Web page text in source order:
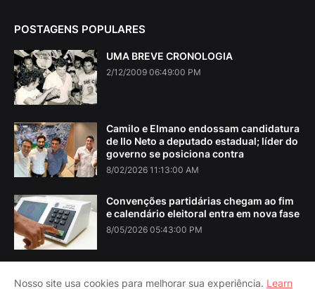
POSTAGENS POPULARES
UMA BREVE CRONOLOGIA
2/12/2009 06:49:00 PM
Camilo e Elmano endossam candidatura
de Ilo Neto a deputado estadual; líder do
governo se posiciona contra
8/02/2026 11:13:00 AM
Convenções partidárias chegam ao fim
e calendário eleitoral entra em nova fase
8/05/2026 05:43:00 PM
Nosso site usa cookies para melhorar sua experiência. Learn